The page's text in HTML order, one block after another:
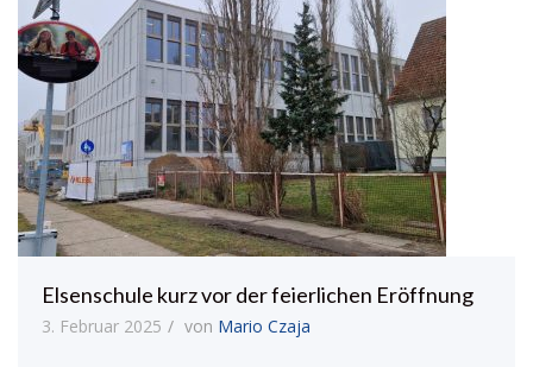
Elsenschule kurz vor der feierlichen Eröffnung
3. Februar 2025 von Mario Czaja